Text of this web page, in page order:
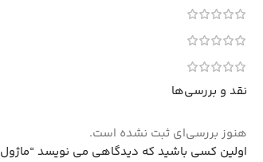
نقد و بررسی‌ها
هنوز بررسی‌ای ثبت نشده است.
اولین کسی باشید که دیدگاهی می نویسد “ماژول PWM ژنراتور تک کاناله روپنلی XY-KPWM”